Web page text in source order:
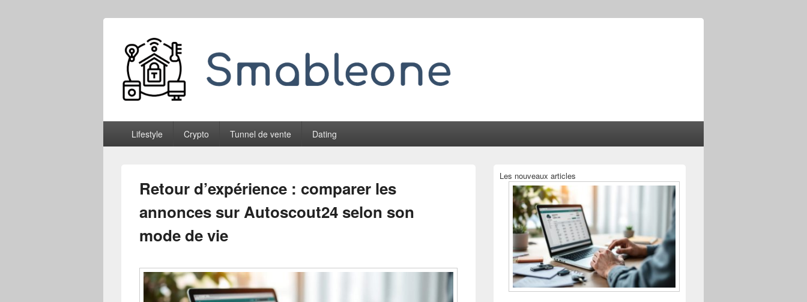
Smableone
principalLifestyle Crypto Tunnel de vente Dating
Retour d’expérience : comparer les
annonces sur Autoscout24 selon son
mode de vie
principale
widget
latérale
Les nouveaux articles